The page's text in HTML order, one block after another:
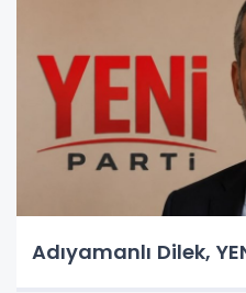
Adıyamanlı Dilek,